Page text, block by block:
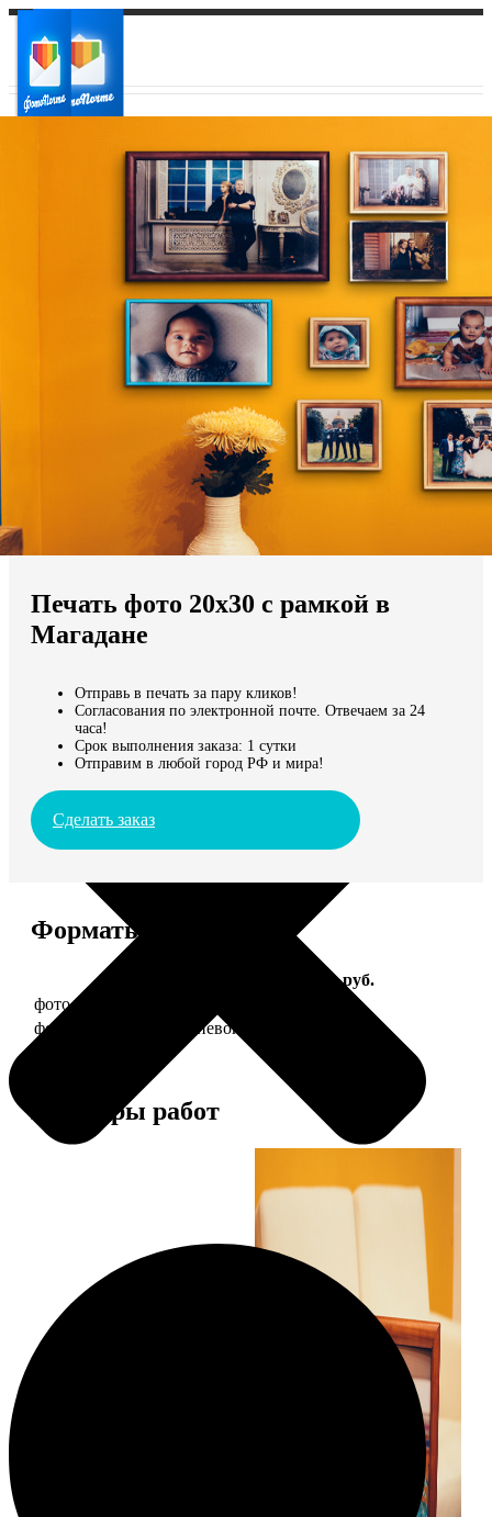
Ваш регион доставки
Выберите из списка:
Мы доставляем по всему миру
Продолжить без города
Печать фото 20х30 с рамкой в
Магадане
Отправь в печать за пару кликов!
Согласования по электронной почте. Отвечаем за 24
часа!
Срок выполнения заказа: 1 сутки
Отправим в любой город РФ и мира!
Сделать заказ
Форматы и цены
Цена, руб.
фото 20х30 в деревянной рамке
фото 20х30 в алюминиевой рамке
Примеры работ